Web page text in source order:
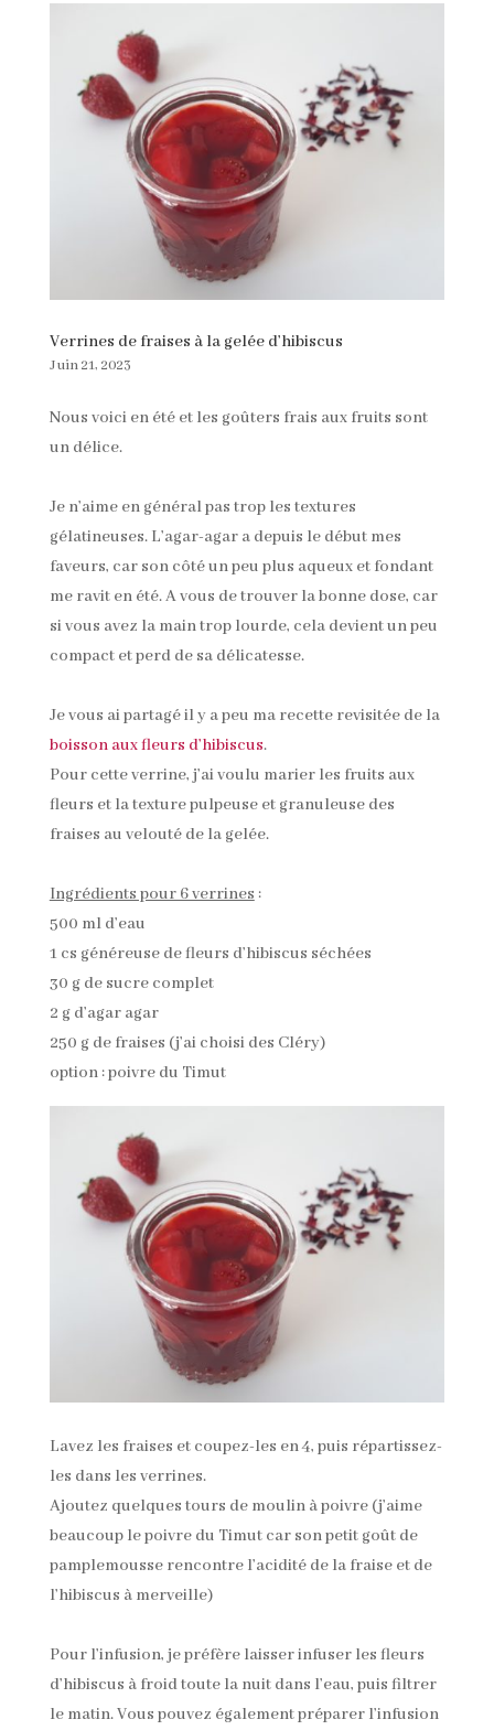
Verrines de fraises à la gelée d’hibiscus
Juin 21, 2023
Nous voici en été et les goûters frais aux fruits sont
un délice.
Je n’aime en général pas trop les textures
gélatineuses. L’agar-agar a depuis le début mes
faveurs, car son côté un peu plus aqueux et fondant
me ravit en été. A vous de trouver la bonne dose, car
si vous avez la main trop lourde, cela devient un peu
compact et perd de sa délicatesse.
Je vous ai partagé il y a peu ma recette revisitée de la
boisson aux fleurs d’hibiscus.
Pour cette verrine, j’ai voulu marier les fruits aux
fleurs et la texture pulpeuse et granuleuse des
fraises au velouté de la gelée.
Ingrédients pour 6 verrines :
500 ml d’eau
1 cs généreuse de fleurs d’hibiscus séchées
30 g de sucre complet
2 g d’agar agar
250 g de fraises (j’ai choisi des Cléry)
option : poivre du Timut
Lavez les fraises et coupez-les en 4, puis répartissez-
les dans les verrines.
Ajoutez quelques tours de moulin à poivre (j’aime
beaucoup le poivre du Timut car son petit goût de
pamplemousse rencontre l’acidité de la fraise et de
l’hibiscus à merveille)
Pour l’infusion, je préfère laisser infuser les fleurs
d’hibiscus à froid toute la nuit dans l’eau, puis filtrer
le matin. Vous pouvez également préparer l’infusion